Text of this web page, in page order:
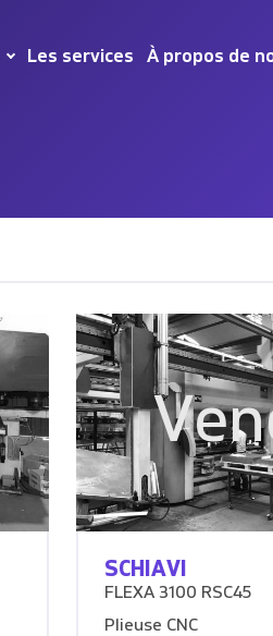
Les services À propos de
SCHIAVI
FLEXA 3100 RSC45
Plieuse CNC